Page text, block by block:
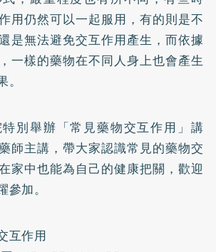
用仍然可以一起服用，有的則是不
是無法避免交互作用產生，而依據
一樣的藥物在不同人身上也會產生
別舉辦「常見藥物交互作用」講
師主講，帶大家認識常見的藥物交
家中也能為自己的健康把關，歡迎
加。
互作用